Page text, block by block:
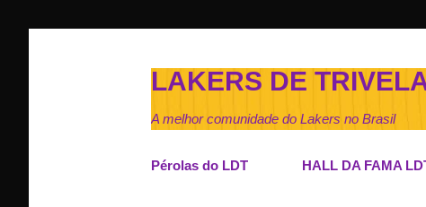
LAKERS DE
A melhor comunidade do Lakers no Brasil
Pérolas do LDT HALL DA FAMA